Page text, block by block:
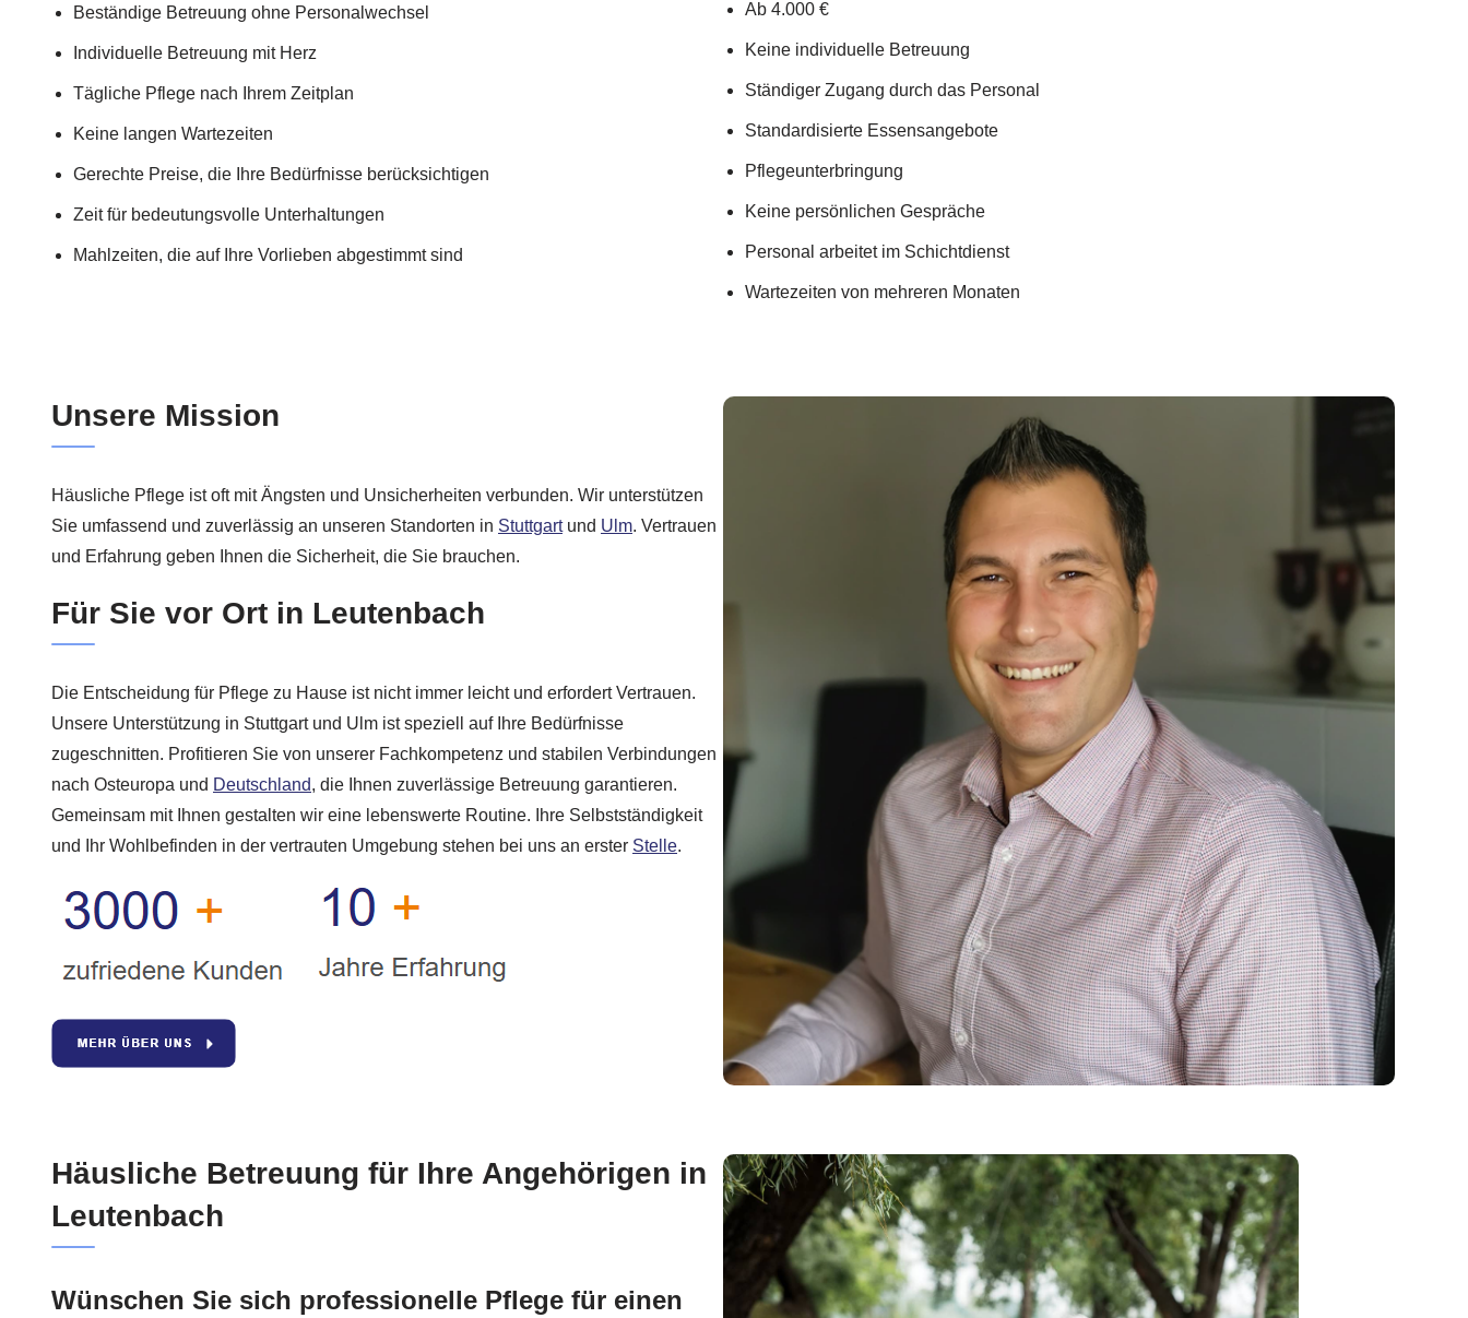
Beständige Betreuung ohne Personalwechsel
Individuelle Betreuung mit Herz
Tägliche Pflege nach Ihrem Zeitplan
Keine langen Wartezeiten
Gerechte Preise, die Ihre Bedürfnisse berücksichtigen
Zeit für bedeutungsvolle Unterhaltungen
Mahlzeiten, die auf Ihre Vorlieben abgestimmt sind
Ab 4.000 €
Keine individuelle Betreuung
Ständiger Zugang durch das Personal
Standardisierte Essensangebote
Pflegeunterbringung
Keine persönlichen Gespräche
Personal arbeitet im Schichtdienst
Wartezeiten von mehreren Monaten
Unsere Mission
Häusliche Pflege ist oft mit Ängsten und Unsicherheiten verbunden. Wir unterstützen
Sie umfassend und zuverlässig an unseren Standorten in Stuttgartund Ulm. Vertrauen
und Erfahrung geben Ihnen die Sicherheit, die Sie brauchen.
Für Sie vor Ort in Leutenbach
Die Entscheidung für Pflege zu Hause ist nicht immer leicht und erfordert Vertrauen.
Unsere Unterstützung in Stuttgart und Ulm ist speziell auf Ihre Bedürfnisse
zugeschnitten. Profitieren Sie von unserer Fachkompetenz und stabilen Verbindungen
nach Osteuropa und Deutschland, die Ihnen zuverlässige Betreuung garantieren.
Gemeinsam mit Ihnen gestalten wir eine lebenswerte Routine. Ihre Selbstständigkeit
und Ihr Wohlbefinden in der vertrauten Umgebung stehen bei uns an erster Stelle.
Häusliche Betreuung für Ihre Angehörigen in
Leutenbach
Wünschen Sie sich professionelle Pflege für einen